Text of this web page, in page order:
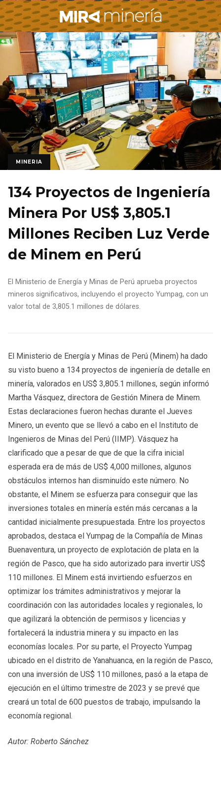
MINERIA
134 Proyectos de Ingeniería
Minera Por US$ 3,805.1
Millones Reciben Luz Verde
de Minem en Perú
El Ministerio de Energía y Minas de Perú aprueba proyectos
mineros significativos, incluyendo el proyecto Yumpag, con un
valor total de 3,805.1 millones de dólares.
El Ministerio de Energía y Minas de Perú (Minem) ha dado
su visto bueno a 134 proyectos de ingeniería de detalle en
minería, valorados en US$ 3,805.1 millones, según informó
Martha Vásquez, directora de Gestión Minera de Minem.
Estas declaraciones fueron hechas durante el Jueves
Minero, un evento que se llevó a cabo en el Instituto de
Ingenieros de Minas del Perú (IIMP). Vásquez ha
clarificado que a pesar de que de que la cifra inicial
esperada era de más de US$ 4,000 millones, algunos
obstáculos internos han disminuído este número. No
obstante, el Minem se esfuerza para conseguir que las
inversiones totales en minería estén más cercanas a la
cantidad inicialmente presupuestada. Entre los proyectos
aprobados, destaca el Yumpag de la Compañía de Minas
Buenaventura, un proyecto de explotación de plata en la
región de Pasco, que ha sido autorizado para invertir US$
110 millones. El Minem está invirtiendo esfuerzos en
optimizar los trámites administrativos y mejorar la
coordinación con las autoridades locales y regionales, lo
que agilizará la obtención de permisos y licencias y
fortalecerá la industria minera y su impacto en las
economías locales. Por su parte, el Proyecto Yumpag
ubicado en el distrito de Yanahuanca, en la región de Pasco,
con una inversión de US$ 110 millones, pasó a la etapa de
ejecución en el último trimestre de 2023 y se prevé que
creará un total de 600 puestos de trabajo, impulsando la
economía regional.
Autor: Roberto Sánchez